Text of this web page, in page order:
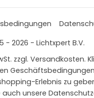
- 2026 - Lichtxpert B.V.
zzgl. Versandkosten.
Erlebnis zu
auch unsere